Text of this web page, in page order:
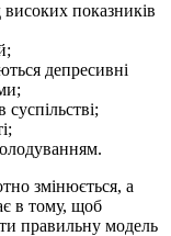
показників
депресивні
змінюється, а
в тому, щоб
правильну модель